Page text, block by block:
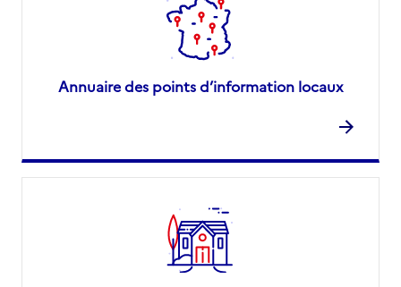
Annuaire des points d’information locaux